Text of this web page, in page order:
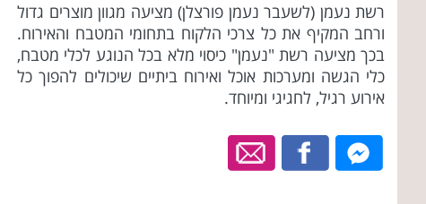
רשת נעמן (לשעבר נעמן פורצלן) מציעה מגוון מוצרים גדול
ורחב המקיף את כל צרכי הלקוח בתחומי המטבח והאירוח.
בכך מציעה רשת "נעמן" כיסוי מלא בכל הנוגע לכלי מטבח,
כלי הגשה ומערכות אוכל ואירוח ביתיים שיכולים להפוך כל
אירוע רגיל, לחגיגי ומיוחד.